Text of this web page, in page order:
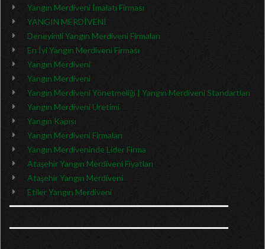
Yangın Merdiveni İmalatı Firması
YANGIN MERDİVENİ
Deneyimli Yangın Merdiveni Firmaları
En İyi Yangın Merdiveni Firması
Yangın Merdiveni
Yangın Merdiveni
Yangın Merdiveni Yönetmeliği | Yangın Merdiveni Standartları
Yangın Merdiveni Üretimi
Yangın Kapısı
Yangın Merdiveni Firmaları
Yangın Merdiveninde Lider Firma
Ataşehir Yangın Merdiveni Fiyatları
Ataşehir Yangın Merdiveni
Etiler Yangın Merdiveni